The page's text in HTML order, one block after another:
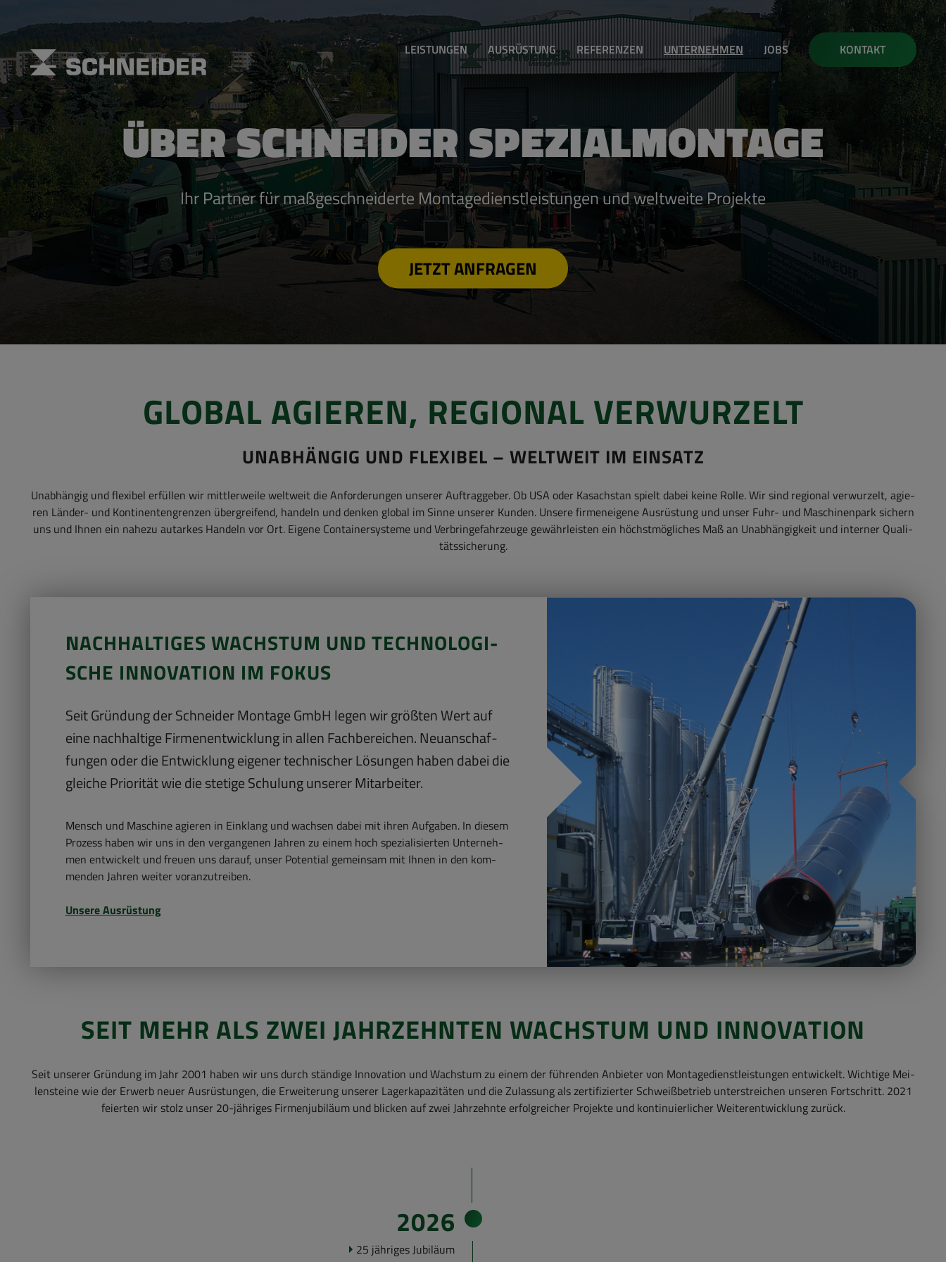
LEISTUNGEN AUSRÜSTUNG REFERENZEN UNTERNEHMEN JOBS KONTAKT
ÜBER SCHNEI­DER SPE­ZI­AL­MON­TA­GE
Ihr Part­ner für maß­ge­schnei­der­te Mon­ta­ge­dienst­leis­tun­gen und welt­wei­te Pro­jek­te
JETZT AN­FRA­GEN
GLO­BAL AGIE­REN, RE­GIO­NAL VER­WUR­ZELT
UN­AB­HÄN­GIG UND FLE­XI­BEL – WELT­WEIT IM EIN­SATZ
Un­ab­hän­gig und fle­xi­bel er­fül­len wir mitt­ler­wei­le welt­weit die An­for­de­run­gen un­se­rer Auf­trag­ge­ber. Ob USA oder Ka­sach­stan spielt dabei keine Rolle. Wir sind re­gio­nal ver­wur­zelt, agie­
ren Länder-​ und Kon­ti­nen­ten­gren­zen über­grei­fend, han­deln und den­ken glo­bal im Sinne un­se­rer Kun­den. Un­se­re fir­men­ei­ge­ne Aus­rüs­tung und unser Fuhr- und Ma­schi­nen­park si­chern
uns und Ihnen ein na­he­zu aut­ar­kes Han­deln vor Ort. Ei­ge­ne Con­tai­ner­sys­te­me und Ver­brin­ge­fahr­zeu­ge ge­währ­leis­ten ein höchst­mög­li­ches Maß an Un­ab­hän­gig­keit und in­ter­ner Qua­li­
täts­si­che­rung.
NACH­HAL­TI­GES WACHS­TUM UND TECH­NO­LO­GI­
SCHE IN­NO­VA­TI­ON IM FOKUS
Seit Grün­dung der Schnei­der Mon­ta­ge GmbH legen wir größ­ten Wert auf
eine nach­hal­ti­ge Fir­men­ent­wick­lung in allen Fach­be­rei­chen. Neu­an­schaf­
fun­gen oder die Ent­wick­lung ei­ge­ner tech­ni­scher Lö­sun­gen haben dabei die
glei­che Prio­ri­tät wie die ste­ti­ge Schu­lung un­se­rer Mit­ar­bei­ter.
Mensch und Ma­schi­ne agie­ren in Ein­klang und wach­sen dabei mit ihren Auf­ga­ben. In die­sem
Pro­zess haben wir uns in den ver­gan­ge­nen Jah­ren zu einem hoch spe­zia­li­sier­ten Un­ter­neh­
men ent­wi­ckelt und freu­en uns dar­auf, unser Po­ten­ti­al ge­mein­sam mit Ihnen in den kom­
men­den Jah­ren wei­ter vor­an­zu­trei­ben.
Un­se­re Aus­rüs­tung
SEIT MEHR ALS ZWEI JAHR­ZEHN­TEN WACHS­TUM UND IN­NO­VA­TI­ON
Seit un­se­rer Grün­dung im Jahr 2001 haben wir uns durch stän­di­ge In­no­va­ti­on und Wachs­tum zu einem der füh­ren­den An­bie­ter von Mon­ta­ge­dienst­leis­tun­gen ent­wi­ckelt. Wich­ti­ge Mei­
len­stei­ne wie der Er­werb neuer Aus­rüs­tun­gen, die Er­wei­te­rung un­se­rer La­ger­ka­pa­zi­tä­ten und die Zu­las­sung als zer­ti­fi­zier­ter Schweiß­be­trieb un­ter­strei­chen un­se­ren Fort­schritt. 2021
fei­er­ten wir stolz unser 20-​jähriges Fir­men­ju­bi­lä­um und bli­cken auf zwei Jahr­zehn­te er­folg­rei­cher Pro­jek­te und kon­ti­nu­ier­li­cher Wei­ter­ent­wick­lung zu­rück.
2026
25 jäh­ri­ges Ju­bi­lä­um